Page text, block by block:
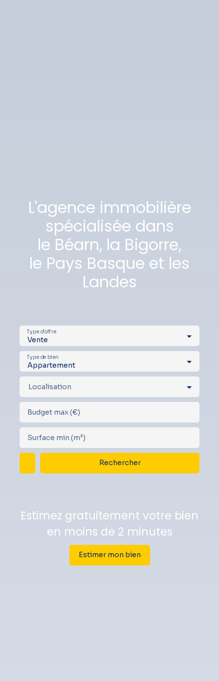
L'agence immobilière
spécialisée dans
le Béarn, la Bigorre,
le Pays Basque et les
Landes
Vente
Type d'offre
Appartement
Type de bien
Localisation
Budget max (€)
Surface min (m²)
Rechercher
Estimez gratuitement votre bien
en moins de 2 minutes
Estimer mon bien